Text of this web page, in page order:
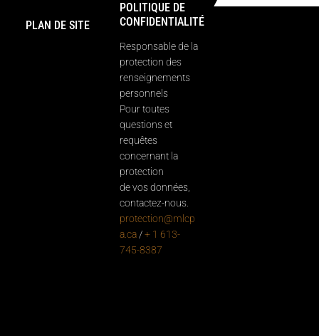
PLAN DE SITE
POLITIQUE DE
CONFIDENTIALITÉ
Responsable de la
protection des
renseignements
personnels
Pour toutes
questions et
requêtes
concernant la
protection
de vos données,
contactez-nous.
protection@mlcp
a.ca /+ 1 613-
745-8387